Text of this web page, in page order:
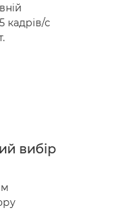
кадрів/с
вибір